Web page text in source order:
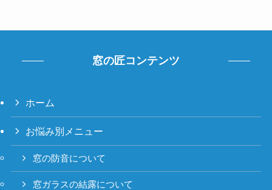
窓の匠コンテンツ
ホーム
お悩み別メニュー
窓の防音について
窓ガラスの結露について